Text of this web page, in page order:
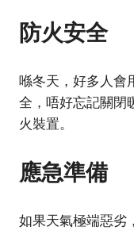
防火安全
喺冬天，好多人會
全，唔好忘記關閉
火裝置。
應急準備
如果天氣極端惡劣